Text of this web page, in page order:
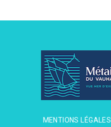
MENTIONS LÉGALES